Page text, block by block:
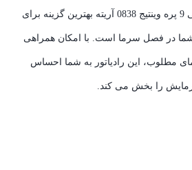
به طور کلی، رادیاتور برقی 9 پره وینتیج 0838 آریته بهترین گزینه برای
در فصل سرما است. با امکان همراهی
مطلوب، این رادیاتور به شما احساس
را بخش می کند.